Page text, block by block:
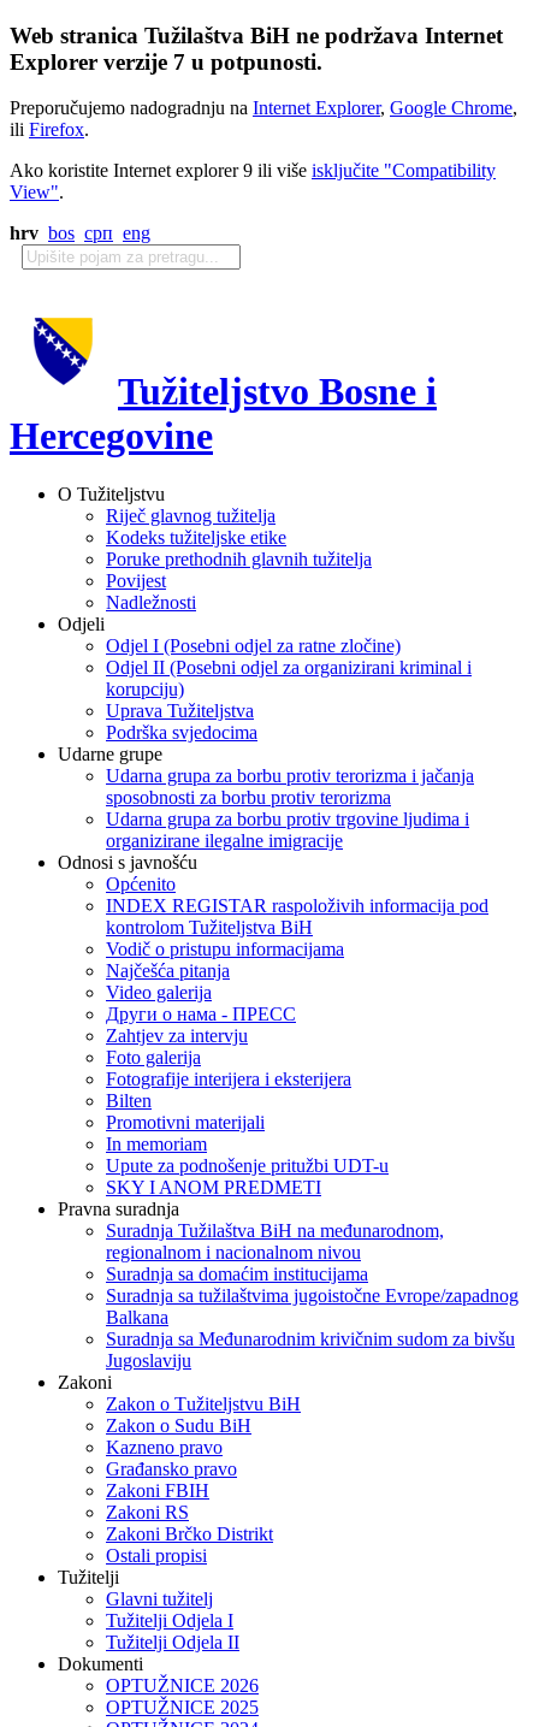
Web stranica Tužilaštva BiH ne podržava Internet
Explorer verzije 7 u potpunosti.
Preporučujemo nadogradnju na Internet Explorer, Google Chrome,
ili Firefox.
Ako koristite Internet explorer 9 ili više isključite "Compatibility
View".
hrv bos срп eng
Tužiteljstvo Bosne i
Hercegovine
O Tužiteljstvu
Riječ glavnog tužitelja
Kodeks tužiteljske etike
Poruke prethodnih glavnih tužitelja
Povijest
Nadležnosti
Odjeli
Odjel I (Posebni odjel za ratne zločine)
Odjel II (Posebni odjel za organizirani kriminal i
korupciju)
Uprava Tužiteljstva
Podrška svjedocima
Udarne grupe
Udarna grupa za borbu protiv terorizma i jačanja
sposobnosti za borbu protiv terorizma
Udarna grupa za borbu protiv trgovine ljudima i
organizirane ilegalne imigracije
Odnosi s javnošću
Općenito
INDEX REGISTAR raspoloživih informacija pod
kontrolom Tužiteljstva BiH
Vodič o pristupu informacijama
Najčešća pitanja
Video galerija
Други о нама - ПРЕСC
Zahtjev za intervju
Foto galerija
Fotografije interijera i eksterijera
Bilten
Promotivni materijali
In memoriam
Upute za podnošenje pritužbi UDT-u
SKY I ANOM PREDMETI
Pravna suradnja
Suradnja Tužilaštva BiH na međunarodnom,
regionalnom i nacionalnom nivou
Suradnja sa domaćim institucijama
Suradnja sa tužilaštvima jugoistočne Evrope/zapadnog
Balkana
Suradnja sa Međunarodnim krivičnim sudom za bivšu
Jugoslaviju
Zakoni
Zakon o Тužiteljstvu BiH
Zakon o Sudu BiH
Kazneno pravo
Građansko pravo
Zakoni FBIH
Zakoni RS
Zakoni Brčko Distrikt
Ostali propisi
Tužitelji
Glavni tužitelj
Tužitelji Odjela I
Tužitelji Odjela II
Dokumenti
OPTUŽNICE 2026
OPTUŽNICE 2025